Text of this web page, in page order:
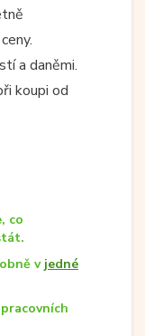
a daněmi.
koupi od
co
v jedné